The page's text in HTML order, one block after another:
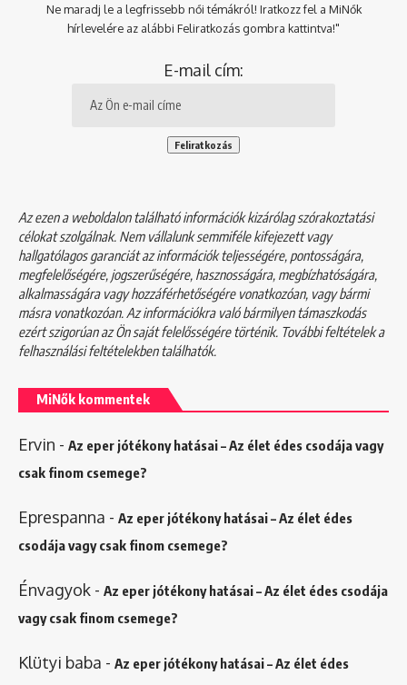
Ne maradj le a legfrissebb női témákról! Iratkozz fel a MiNők
hírlevelére az alábbi Feliratkozás gombra kattintva!"
E-mail cím:
Az ezen a weboldalon található információk kizárólag szórakoztatási
célokat szolgálnak. Nem vállalunk semmiféle kifejezett vagy
hallgatólagos garanciát az információk teljességére, pontosságára,
megfelelőségére, jogszerűségére, hasznosságára, megbízhatóságára,
alkalmasságára vagy hozzáférhetőségére vonatkozóan, vagy bármi
másra vonatkozóan. Az információkra való bármilyen támaszkodás
ezért szigorúan az Ön saját felelősségére történik. További feltételek a
felhasználási feltételekbentalálhatók.
MiNők kommentek
Ervin - Az eper jótékony hatásai – Az élet édes csodája vagy
csak finom csemege?
Eprespanna - Az eper jótékony hatásai – Az élet édes
csodája vagy csak finom csemege?
Énvagyok - Az eper jótékony hatásai – Az élet édes csodája
vagy csak finom csemege?
Klütyi baba - Az eper jótékony hatásai – Az élet édes